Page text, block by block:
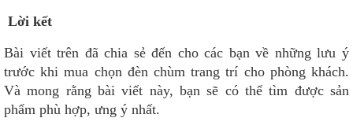
Lời kết
Bài viết trên đã chia sẻ đến cho các bạn về những lưu ý
trước khi mua chọn đèn chùm trang trí cho phòng khách.
Và mong rằng bài viết này, bạn sẽ có thể tìm được sản
phẩm phù hợp, ưng ý nhất.